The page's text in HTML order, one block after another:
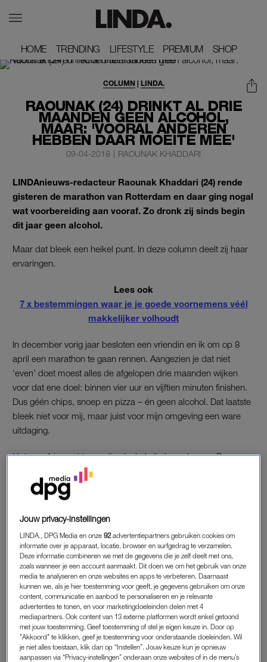
HOME
HOME TRENDING
TRENDING LIFESTYLE
LIFESTYLE PREMIUM
PREMIUM SHOP
SHOP
RAOUNAK (24) DRINKT AL DRIE
MAANDEN GEEN ALCOHOL,
MAAR: 'VOORAL ANDEREN
HEBBEN DAAR MOEITE MEE'
COLUMN | LINDA.
09-04-2018 | RAOUNAK KHADDARI
LINDAnieuws-redacteur Raounak Khaddari (24) rende
gisteren de marathon van Rotterdam en daar ging nogal
wat voorbereiding aan vooraf. Zo dronk zij sinds begin
dit jaar geen alcohol.
Maar dat bleek een heikel punt. In deze column deelt zij haar
ervaringen.
Lees ook
7 x bestemmingen waar je je goede voornemens véél
makkelijker volhoudt
In december vorig jaar besloten een vriendin en ik om op 8
april een marathon te gaan rennen. Aangezien je dat niet
‘even’ doet moest alles de afgelopen drie maanden wijken
voor dat ene doel: binnen vier uur en vijftien minuten finishen.
Dus géén chips, snoep en pizza – én geen alcohol. Dat laatste
bleek niet voor mij, maar juist voor mijn omgeving een ware
uitdaging.
Het was 1 januari toen mijn alcoholvrije leven begon. De
periode van nieuwjaarsborrels, recepties en uitgestelde
kerstdiners. Gelukkig was ik de eerste maand niet alleen.
Hoewel ik niet vind dat je je ook maar een druppel, eh,
seconde, hoeft te verantwoorden voor waarom je dat glaasje
afslaat, hield ik me schuil achter ‘
immers een bekend gebruik en werd sneller geaccepteerd
dan wanneer ik uitlegde waarom ik écht voor een glas
bruiswater koos. Maar toen januari, en daarmee ook Dry
January, over was, leek de uitdaging pas echt te beginnen.
Op een verjaardag in de tweede week van februari proostte ik
met een champagneglas in mijn handen op het nieuwe
levensjaar van een vriendin. Dat ik na het proosten mijn glas
wilde inwisselen in een versie met tonic (ja, zonder gin) bleef
Jouw privacy-instellingen
LINDA., DPG Media en onze92 advertentiepartners gebruiken cookies om
informatie over je apparaat, locatie, browser en surfgedrag te verzamelen.
Deze informatie combineren we met de gegevens die je zelf deelt met ons,
zoals wanneer je een account aanmaakt. Dit doen we om het gebruik van onze
media te analyseren en onze websites en apps te verbeteren. Daarnaast
kunnen we, als je hier toestemming voor geeft, je gegevens gebruiken om onze
content, communicatie en aanbod te personaliseren en je relevante
advertenties te tonen, en voor marketingdoeleinden delen met 4
mediapartners. Ook content van 13 externe platformen wordt enkel getoond
met jouw toestemming. Geef toestemming of stel je eigen keuze in. Door op
"Akkoord" te klikken, geef je toestemming voor onderstaande doeleinden. Wil
je niet alles toestaan, klik dan op “Instellen”. Jouw keuze kun je opnieuw
aanpassen via “Privacy-instellingen” onderaan onze websites of in de menu’s